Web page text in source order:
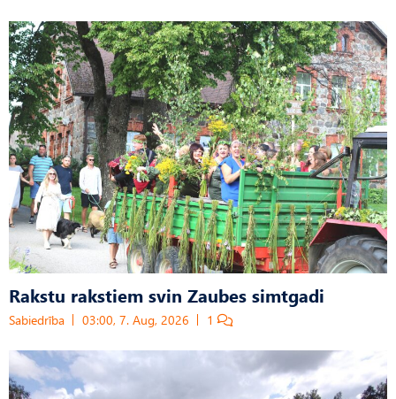
Rakstu rakstiem svin Zaubes simtgadi
Sabiedrība 03:00, 7. Aug, 2026 1